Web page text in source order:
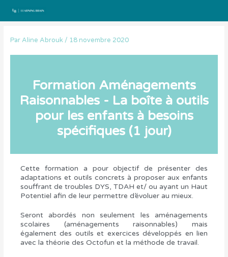
ParAline Abrouk/ 18 novembre 2020
Formation Aménagements
Raisonnables - La boîte à outils
pour les enfants à besoins
spécifiques (1 jour)
Cette formation a pour objectif de présenter des
adaptations et outils concrets à proposer aux enfants
souffrant de troubles DYS, TDAH et/ ou ayant un Haut
Potentiel afin de leur permettre d’évoluer au mieux.
Seront abordés non seulement les aménagements
scolaires (aménagements raisonnables) mais
également des outils et exercices développés en lien
avec la théorie des Octofun et la méthode de travail.